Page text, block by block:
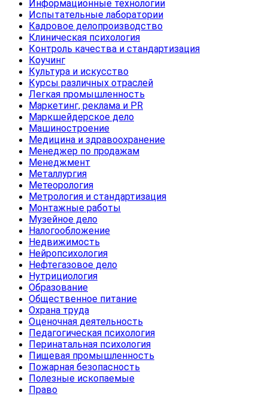
Информационные технологии
Испытательные лаборатории
Кадровое делопроизводство
Клиническая психология
Контроль качества и стандартизация
Коучинг
Культура и искусство
Курсы различных отраслей
Легкая промышленность
Маркетинг, реклама и PR
Маркшейдерское дело
Машиностроение
Медицина и здравоохранение
Менеджер по продажам
Менеджмент
Металлургия
Метеорология
Метрология и стандартизация
Монтажные работы
Музейное дело
Налогообложение
Недвижимость
Нейропсихология
Нефтегазовое дело
Нутрициология
Образование
Общественное питание
Охрана труда
Оценочная деятельность
Педагогическая психология
Перинатальная психология
Пищевая промышленность
Пожарная безопасность
Полезные ископаемые
Право